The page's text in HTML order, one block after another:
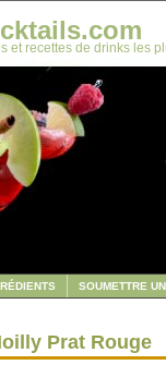
et recettes de drinks les
SOUMETTRE
Prat Rouge